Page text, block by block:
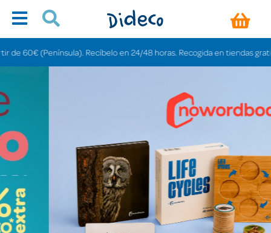
Recíbelo en 24/48 horas. Recogida en tiendas gratis en 3-6 días.